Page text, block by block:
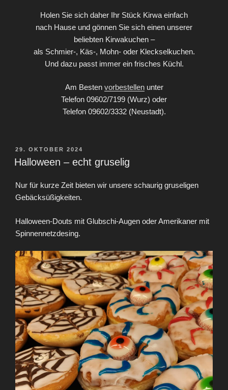
Holen Sie sich daher Ihr Stück Kirwa einfach
nach Hause und gönnen Sie sich einen unserer
beliebten Kirwakuchen –
als Schmier-, Käs-, Mohn- oder Kleckselkuchen.
Und dazu passt immer ein frisches Küchl.
Am Besten vorbestellenunter
Telefon 09602/7199 (Wurz) oder
Telefon 09602/3332 (Neustadt).
VERÖFFENTLICHT
AM
29. OKTOBER 2024
Halloween – echt gruselig
Nur für kurze Zeit bieten wir unsere schaurig gruseligen
Gebäcksüßigkeiten.
Halloween-Douts mit Glubschi-Augen oder Amerikaner mit
Spinnennetzdesing.